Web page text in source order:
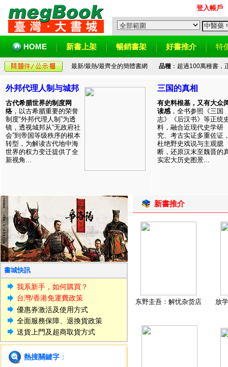
登入帳戶
HOME 新書上架 暢銷書架 好書推介 特
最新/最熱/最齊全的簡體書網 品種：超過100萬種書，
外邦代理人制与城邦
古代希腊世界的制度网
络 ，以古希腊重要的荣誉
制度“外邦代理人制”为透
镜，透视城邦从“无政府社
会”到帝国等级秩序的根本
转型，为解读古代地中海
世界的权力变迁提供了全
新视角...
三国的真相
有史料根基，又有大众
读感 ，全书参照《三国
志》《后汉书》等正统
料，融合近现代史学研
究、考古实证多重佐证
杜绝野史戏说与主观臆
断，还原汉末至魏晋的
实宏大历史图景...
書城快訊
我系新手，如何購買？
台灣/香港免運費政策
優惠券激活及使用方式
全面服務保障、退換貨政策
送貨上門及超商取貨方式
熱搜關鍵字 ：
新書推介
东野圭吾：解忧杂货店 放